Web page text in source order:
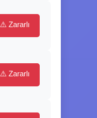
⚠️ Zararlı
⚠️ Zararlı